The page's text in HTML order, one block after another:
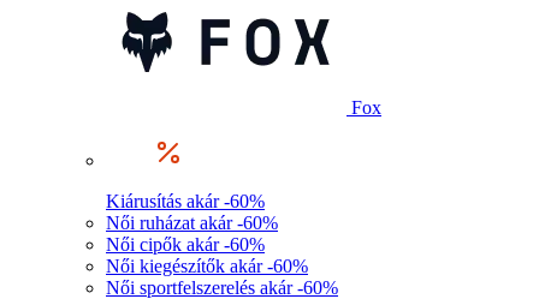
Fox
Kiárusítás akár -60%
Női ruházat akár -60%
Női cipők akár -60%
Női kiegészítők akár -60%
Női sportfelszerelés akár -60%